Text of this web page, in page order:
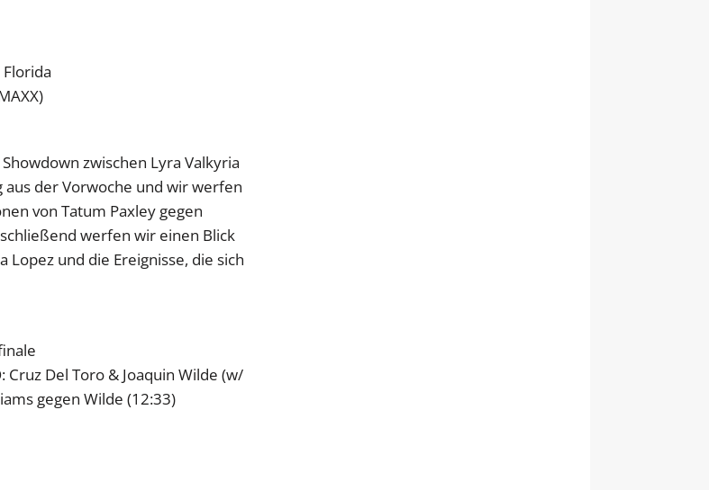
zwischen Lyra Valkyria
der Vorwoche und wir werfen
von Tatum Paxley gegen
werfen wir einen Blick
Lopez und die Ereignisse, die sich
Del Toro & Joaquin Wilde (w/
gegen Wilde (12:33)